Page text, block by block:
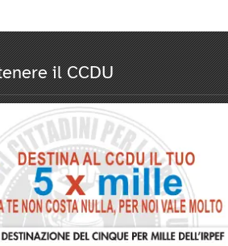
il CCDU